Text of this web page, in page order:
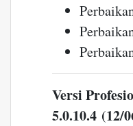
Versi
5.0.10.4 (12/